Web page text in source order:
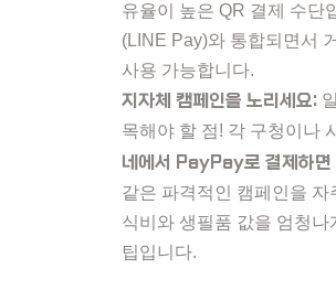
유율이 높은 QR 결제 수단
(LINE Pay)와 통합되면서
사용 가능합니다.
지자체 캠페인을 노리세요:
목해야 할 점! 각 구청이나
네에서 PayPay로 결제하
같은 파격적인 캠페인을 자
식비와 생필품 값을 엄청나
팁입니다.